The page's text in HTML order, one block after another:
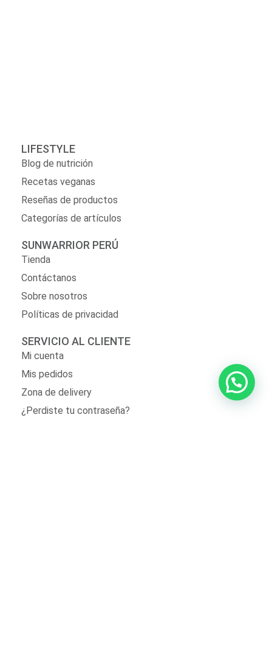
LIFESTYLE
Blog de nutrición
Recetas veganas
Reseñas de productos
Categorías de artículos
SUNWARRIOR PERÚ
Tienda
Contáctanos
Sobre nosotros
Políticas de privacidad
SERVICIO AL CLIENTE
Mi cuenta
Mis pedidos
Zona de delivery
¿Perdiste tu contraseña?